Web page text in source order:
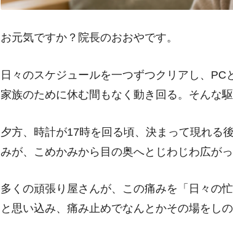
お元気ですか？院長のおおやです。
日々のスケジュールを一つずつクリアし、
家族のために休む間もなく動き回る。そんな
夕方、時計が17時を回る頃、決まって現れる
みが、こめかみから目の奥へとじわじわ広が
多くの頑張り屋さんが、この痛みを「日々の
と思い込み、痛み止めでなんとかその場をし